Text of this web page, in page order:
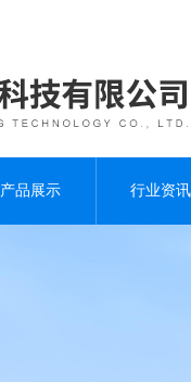
产品展示 行业资讯